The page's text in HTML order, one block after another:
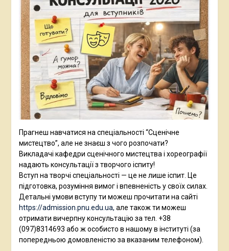
Прагнеш навчатися на спеціальності “Сценічне
мистецтво”, але не знаєш з чого розпочати?
Викладачі кафедри сценічного мистецтва і хореографії
надають консультації з творчого іспиту!
Вступ на творчі спеціальності — це не лише іспит. Це
підготовка, розуміння вимог і впевненість у своїх силах.
Детальні умови вступу ти можеш прочитати на сайті
https://admission.pnu.edu.ua, але також ти можеш
отримати вичерпну консультацію за тел. +38
(097)8314693 або ж особисто в нашому в інституті (за
попередньою домовленістю за вказаним телефоном).